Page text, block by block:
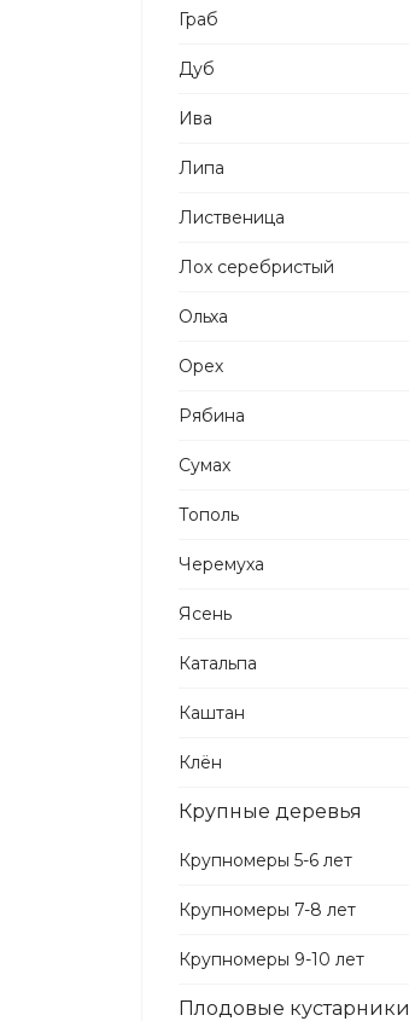
Граб
Дуб
Ива
Липа
Лиственица
Лох серебристый
Ольха
Орех
Рябина
Сумах
Тополь
Черемуха
Ясень
Катальпа
Каштан
Клён
Крупные деревья
Крупномеры 5-6 лет
Крупномеры 7-8 лет
Крупномеры 9-10 лет
Плодовые кустарники